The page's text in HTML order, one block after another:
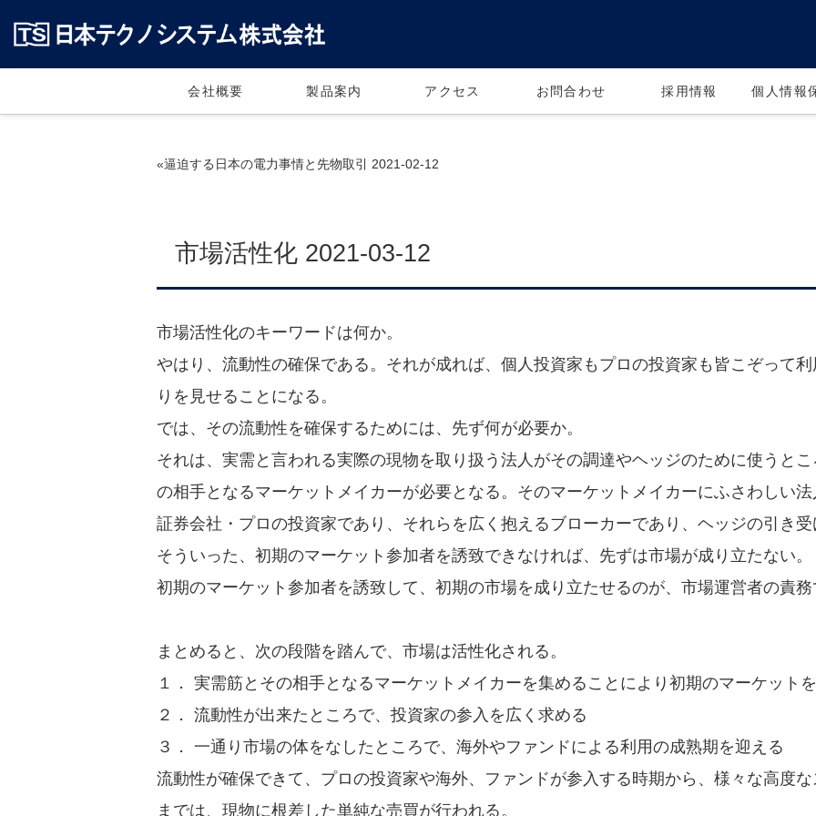
会社概要 製品案内 アクセス お問合わせ 採用情報 個人情報
«逼迫する日本の電力事情と先物取引 2021-02-12
市場活性化 2021-03-12
市場活性化のキーワードは何か。
やはり、流動性の確保である。それが成れば、個人投資家もプロの投資家も皆こぞって
りを見せることになる。
では、その流動性を確保するためには、先ず何が必要か。
それは、実需と言われる実際の現物を取り扱う法人がその調達やヘッジのために使うと
の相手となるマーケットメイカーが必要となる。そのマーケットメイカーにふさわしい
証券会社・プロの投資家であり、それらを広く抱えるブローカーであり、ヘッジの引き
そういった、初期のマーケット参加者を誘致できなければ、先ずは市場が成り立たない。
初期のマーケット参加者を誘致して、初期の市場を成り立たせるのが、市場運営者の責
まとめると、次の段階を踏んで、市場は活性化される。
１． 実需筋とその相手となるマーケットメイカーを集めることにより初期のマーケット
２． 流動性が出来たところで、投資家の参入を広く求める
３． 一通り市場の体をなしたところで、海外やファンドによる利用の成熟期を迎える
流動性が確保できて、プロの投資家や海外、ファンドが参入する時期から、様々な高度
までは、現物に根差した単純な売買が行われる。